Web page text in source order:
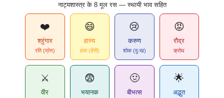
नाट्यशास्त्र के 8 मूल रस — स्थायी भाव सहित
❤️
श्रृंगार
रति (प्रेम)
😄
हास्य
हास (हँसी)
😢
करुण
शोक (दुःख)
😡
रौद्र
क्रोध
⚔️
वीर
😨
भयानक
🤢
बीभत्स
🌟
अद्भुत